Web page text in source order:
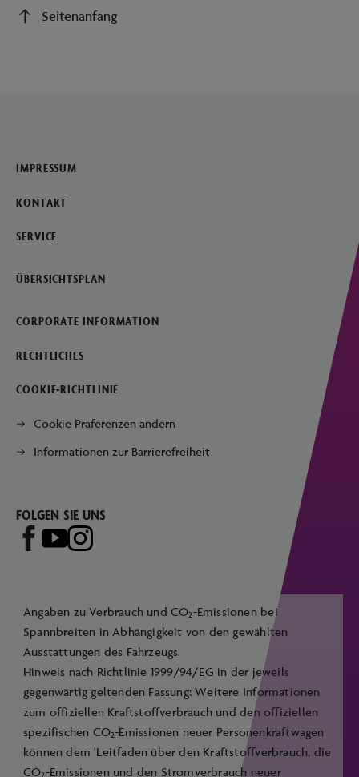
Seitenanfang
IMPRESSUM
KONTAKT
SERVICE
ÜBERSICHTSPLAN
CORPORATE INFORMATION
RECHTLICHES
COOKIE-RICHTLINIE
Cookie Präferenzen ändern
Informationen zur Barrierefreiheit
FOLGEN SIE UNS
Angaben zu Verbrauch und CO2-Emissionen bei
Spannbreiten in Abhängigkeit von den gewählten
Ausstattungen des Fahrzeugs.
Hinweis nach Richtlinie 1999/94/EG in der jeweils
gegenwärtig geltenden Fassung: Weitere Informationen
zum offiziellen Kraftstoffverbrauch und den offiziellen
spezifischen CO2-Emissionen neuer Personenkraftwagen
können dem 'Leitfaden über den Kraftstoffverbrauch, die
CO2-Emissionen und den Stromverbrauch neuer